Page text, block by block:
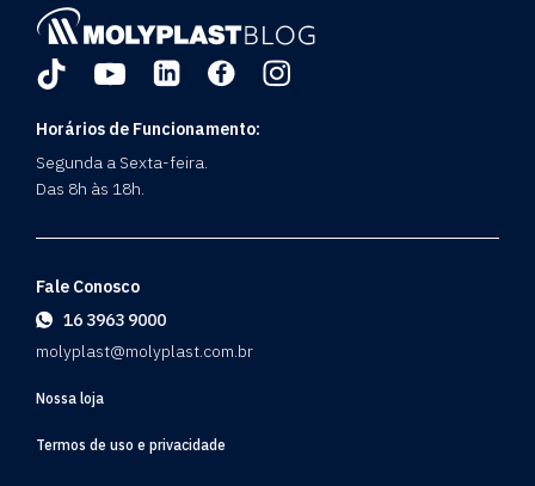
Horários de Funcionamento:
Segunda a Sexta-feira.
Das 8h às 18h.
Nossa loja
Termos de uso e privacidade
Fale Conosco
16 3963 9000
molyplast@molyplast.com.br